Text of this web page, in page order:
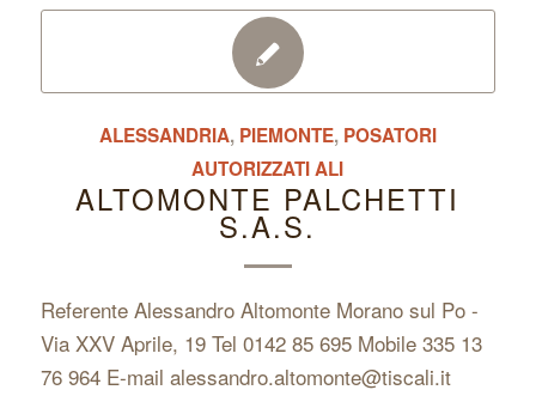
ALESSANDRIA, PIEMONTE, POSATORI
AUTORIZZATI ALI
ALTOMONTE PALCHETTI
S.A.S.
Referente Alessandro Altomonte Morano sul Po -
Via XXV Aprile, 19 Tel 0142 85 695 Mobile 335 13
76 964 E-mail alessandro.altomonte@tiscali.it